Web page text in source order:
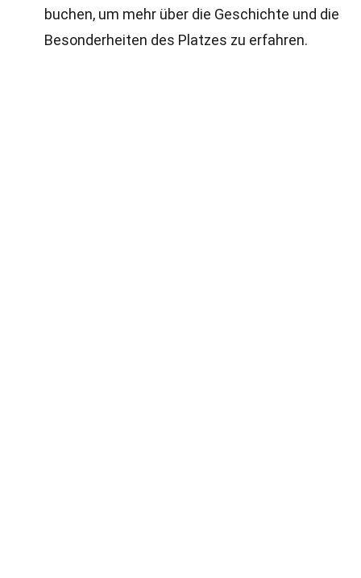
buchen, um mehr über die Geschichte und die
Besonderheiten des Platzes zu erfahren.